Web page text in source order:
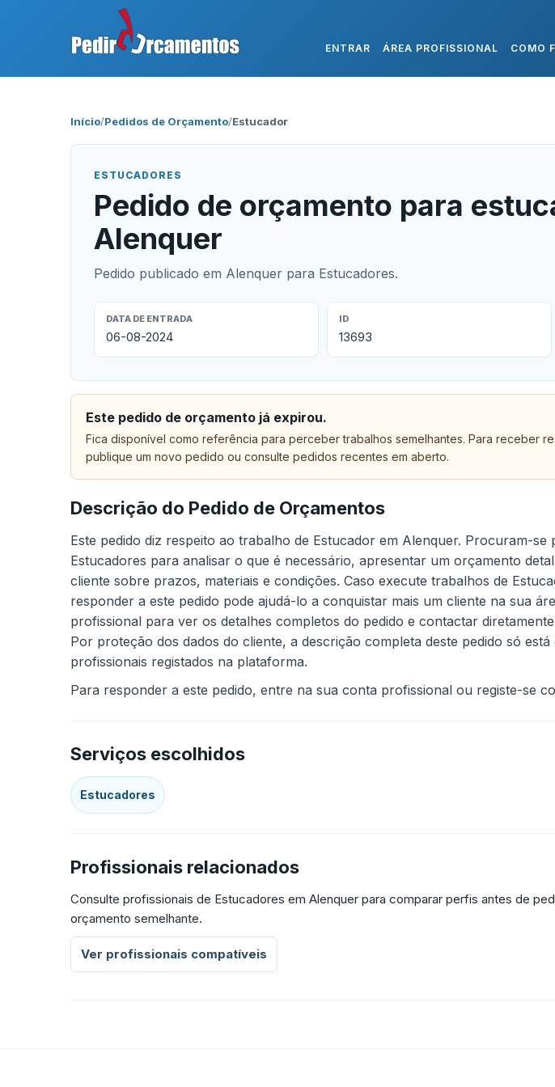
ENTRAR ÁREA PROFISSIONAL COMO
Início/Pedidos de Orçamento/Estucador
ESTUCADORES
Pedido de orçamento para
Alenquer
Pedido publicado em Alenquer para Estucadores.
DATA DE ENTRADA
06-08-2024
ID
13693
Este pedido de orçamento já expirou.
Fica disponível como referência para perceber trabalhos semelhantes. Para receber
publique um novo pedido ou consulte pedidos recentes em aberto.
Descrição do Pedido de Orçamentos
Este pedido diz respeito ao trabalho de Estucador em Alenquer. Procuram-se
Estucadores para analisar o que é necessário, apresentar um orçamento
cliente sobre prazos, materiais e condições. Caso execute trabalhos de
responder a este pedido pode ajudá-lo a conquistar mais um cliente na sua
profissional para ver os detalhes completos do pedido e contactar
Por proteção dos dados do cliente, a descrição completa deste pedido só
profissionais registados na plataforma.
Para responder a este pedido, entre na sua conta profissional ou registe-se
Serviços escolhidos
Estucadores
Profissionais relacionados
Consulte profissionais de Estucadores em Alenquer para comparar perfis antes de
orçamento semelhante.
Ver profissionais compatíveis